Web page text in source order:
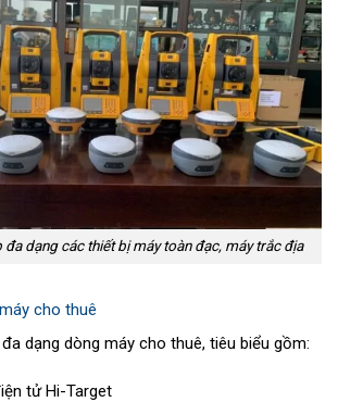
đa dạng các thiết bị máy toàn đạc, máy trắc địa
cho thuê
dạng dòng máy cho thuê, tiêu biểu gồm:
tử Hi-Target